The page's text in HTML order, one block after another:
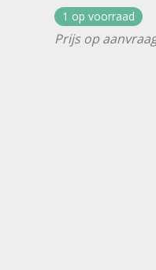
1 op voorraad
Prijs op